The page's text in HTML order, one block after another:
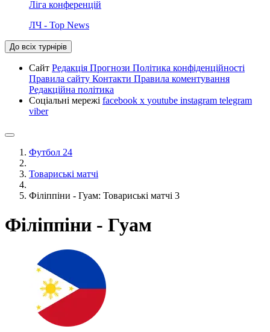
Ліга конференцій
ЛЧ - Top News
До всіх турнірів
Сайт Редакція Прогнози Політика конфіденційності
Правила сайту Контакти Правила коментування
Редакційна політика
Соціальні мережі facebook x youtube instagram telegram
viber
Футбол 24
Товариські матчі
Філіппіни - Гуам: Товариські матчі 3
Філіппіни - Гуам